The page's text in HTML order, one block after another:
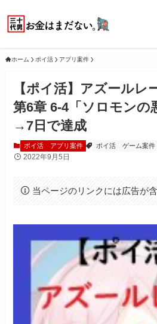
ホーム ポイ活 アプリ案件
【ポイ活】アズールレ
第6章 6-4「ソロモンの
→7日で達成
ポイ活 アプリ案件 ポイ活 ゲーム案件
2022年9月5日
当ページのリンクには広告が